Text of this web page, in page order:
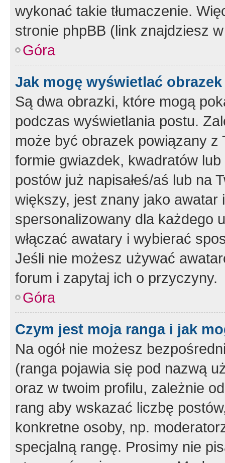
wykonać takie tłumaczenie.
stronie phpBB (link znajdziesz
Góra
Jak mogę wyświetlać
Są dwa obrazki, które mogą
podczas wyświetlania postu.
może być obrazek powiązany z
formie gwiazdek, kwadratów
postów już napisałeś/aś lub na
większy, jest znany jako
spersonalizowany dla każdego
włączać awatary i wybierać
Jeśli nie możesz używać
forum i zapytaj ich o przyczyny.
Góra
Czym jest moja ranga i jak
Na ogół nie możesz
(ranga pojawia się pod nazwą
oraz w twoim profilu, zależnie
rang aby wskazać liczbę
konkretne osoby, np.
specjalną rangę. Prosimy nie